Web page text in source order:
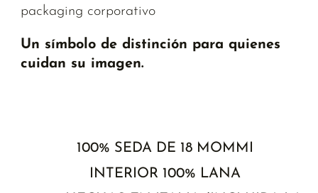
packaging corporativo
Un símbolo de distinción para quienes
cuidan su imagen.
100% SEDA DE 18 MOMMI
INTERIOR 100% LANA